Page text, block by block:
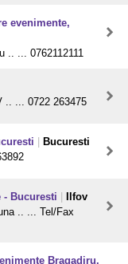
evenimente,
.. ... 0762112111
.. ... 0722 263475
Bucuresti
- Bucuresti
Ilfov
.. ... Tel/Fax
Bragadiru,